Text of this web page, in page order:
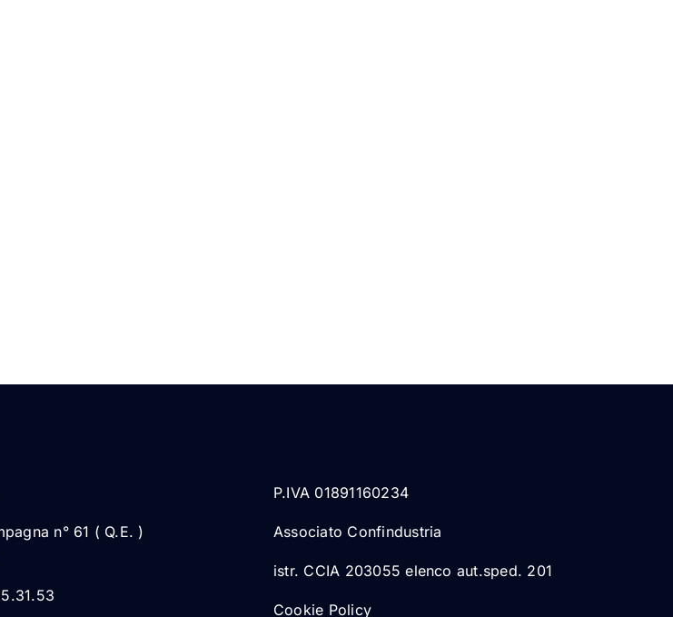
n° 61 ( Q.E. )
P.IVA 01891160234
Associato Confindustria
istr. CCIA 203055 elenco aut.sped. 201
Cookie Policy